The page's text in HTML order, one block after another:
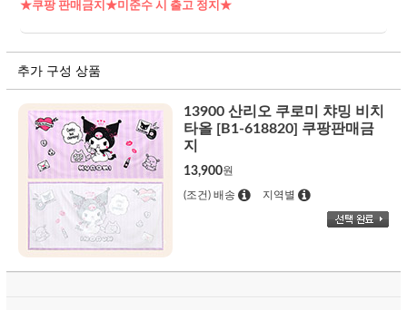
★쿠팡 판매금지★미준수 시 출고 정지★
추가 구성 상품
13900 산리오 쿠로미 챠밍 비치
타올 [B1-618820] 쿠팡판매금
지
13,900원
(조건) 배송 지역별